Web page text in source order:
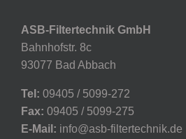
ASB-Filtertechnik GmbH
Bahnhofstr. 8c
93077 Bad Abbach
Tel: 09405 / 5099-272
Fax: 09405 / 5099-275
E-Mail: info@asb-filtertechnik.de